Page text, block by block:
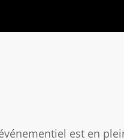
est en